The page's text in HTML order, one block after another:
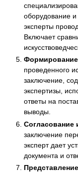
оборудование и
эксперты
Включает
Формирование
проведенного
заключение,
экспертизы,
ответы на
выводы.
Согласование
заключение
эксперт дает
документа и